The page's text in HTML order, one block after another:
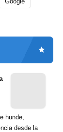
hunde,
desde la